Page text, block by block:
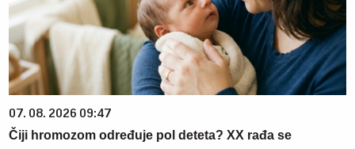
07. 08. 2026 09:47
Čiji hromozom određuje pol deteta? XX rađa se